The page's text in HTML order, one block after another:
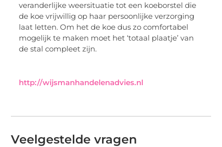
veranderlijke weersituatie tot een koeborstel die
de koe vrijwillig op haar persoonlijke verzorging
laat letten. Om het de koe dus zo comfortabel
mogelijk te maken moet het ‘totaal plaatje’ van
de stal compleet zijn.
http://wijsmanhandelenadvies.nl
Veelgestelde vragen